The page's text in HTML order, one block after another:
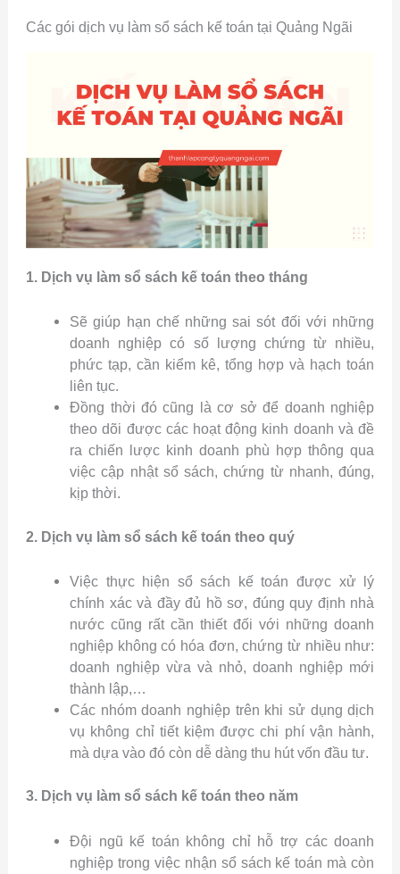
Các gói dịch vụ làm sổ sách kế toán tại Quảng Ngãi
1. Dịch vụ làm sổ sách kế toán theo tháng
Sẽ giúp hạn chế những sai sót đối với những
doanh nghiệp có số lượng chứng từ nhiều,
phức tạp, cần kiểm kê, tổng hợp và hạch toán
liên tục.
Đồng thời đó cũng là cơ sở để doanh nghiệp
theo dõi được các hoạt động kinh doanh và đề
ra chiến lược kinh doanh phù hợp thông qua
việc cập nhật sổ sách, chứng từ nhanh, đúng,
kịp thời.
2. Dịch vụ làm sổ sách kế toán theo quý
Việc thực hiện sổ sách kế toán được xử lý
chính xác và đầy đủ hồ sơ, đúng quy định nhà
nước cũng rất cần thiết đối với những doanh
nghiệp không có hóa đơn, chứng từ nhiều như:
doanh nghiệp vừa và nhỏ, doanh nghiệp mới
thành lập,…
Các nhóm doanh nghiệp trên khi sử dụng dịch
vụ không chỉ tiết kiệm được chi phí vận hành,
mà dựa vào đó còn dễ dàng thu hút vốn đầu tư.
3. Dịch vụ làm sổ sách kế toán theo năm
Đội ngũ kế toán không chỉ hỗ trợ các doanh
nghiệp trong việc nhận sổ sách kế toán mà còn